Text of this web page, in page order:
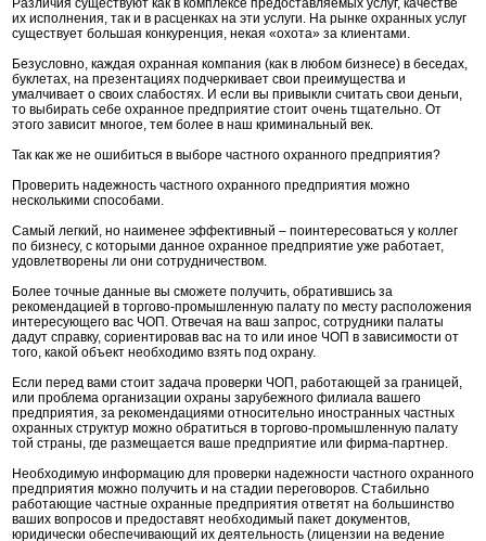
Различия существуют как в комплексе предоставляемых услуг, качестве
их исполнения, так и в расценках на эти услуги. На рынке охранных услуг
существует большая конкуренция, некая «охота» за клиентами.
Безусловно, каждая охранная компания (как в любом бизнесе) в беседах,
буклетах, на презентациях подчеркивает свои преимущества и
умалчивает о своих слабостях. И если вы привыкли считать свои деньги,
то выбирать себе охранное предприятие стоит очень тщательно. От
этого зависит многое, тем более в наш криминальный век.
Так как же не ошибиться в выборе частного охранного предприятия?
Проверить надежность частного охранного предприятия можно
несколькими способами.
Самый легкий, но наименее эффективный – поинтересоваться у коллег
по бизнесу, с которыми данное охранное предприятие уже работает,
удовлетворены ли они сотрудничеством.
Более точные данные вы сможете получить, обратившись за
рекомендацией в торгово-промышленную палату по месту расположения
интересующего вас ЧОП. Отвечая на ваш запрос, сотрудники палаты
дадут справку, сориентировав вас на то или иное ЧОП в зависимости от
того, какой объект необходимо взять под охрану.
Если перед вами стоит задача проверки ЧОП, работающей за границей,
или проблема организации охраны зарубежного филиала вашего
предприятия, за рекомендациями относительно иностранных частных
охранных структур можно обратиться в торгово-промышленную палату
той страны, где размещается ваше предприятие или фирма-партнер.
Необходимую информацию для проверки надежности частного охранного
предприятия можно получить и на стадии переговоров. Стабильно
работающие частные охранные предприятия ответят на большинство
ваших вопросов и предоставят необходимый пакет документов,
юридически обеспечивающий их деятельность (лицензии на ведение